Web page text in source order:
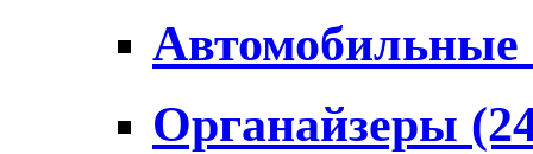
Органайзеры